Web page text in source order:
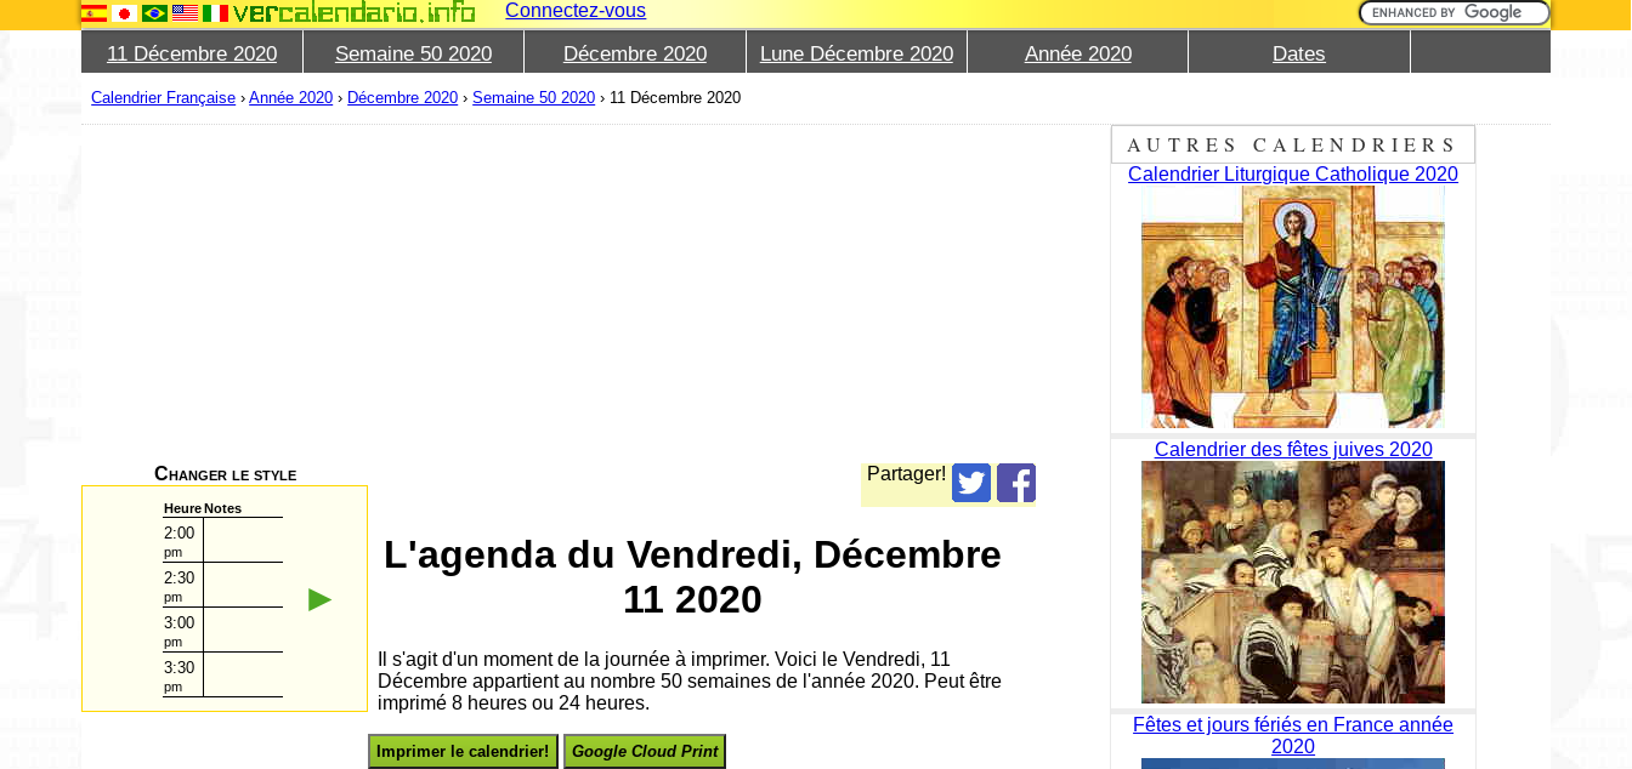
Connectez-vous
11 Décembre 2020 Semaine 50 2020 Décembre 2020 Lune Décembre 2020 Année 2020 Dates
Calendrier Française ›Année 2020 › Décembre 2020 ›Semaine 50 2020 › 11 Décembre 2020
Partager!
Changer le style
HeureNotes
2:00
pm
2:30
pm
3:00
pm
3:30
pm
►
L'agenda du Vendredi, Décembre
11 2020
Il s'agit d'un moment de la journée à imprimer. Voici le Vendredi, 11
Décembre appartient au nombre 50 semaines de l'année 2020. Peut être
imprimé 8 heures ou 24 heures.
Imprimer le calendrier! Google Cloud Print
AUTRES CALENDRIERS
Calendrier Liturgique Catholique 2020
Calendrier des fêtes juives 2020
Fêtes et jours fériés en France année
2020